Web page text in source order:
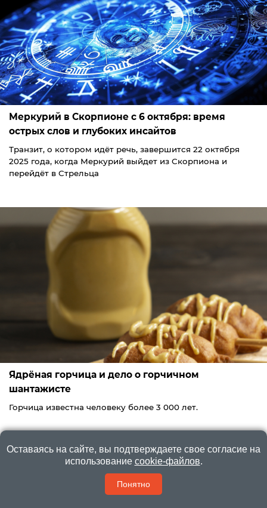
Меркурий в Скорпионе с 6 октября: время
острых слов и глубоких инсайтов
Транзит, о котором идёт речь, завершится 22 октября
2025 года, когда Меркурий выйдет из Скорпиона и
перейдёт в Стрельца
Ядрёная горчица и дело о горчичном
шантажисте
Горчица известна человеку более 3 000 лет.
Оставаясь на сайте, вы подтверждаете свое согласие на
использование cookie-файлов.
Понятно